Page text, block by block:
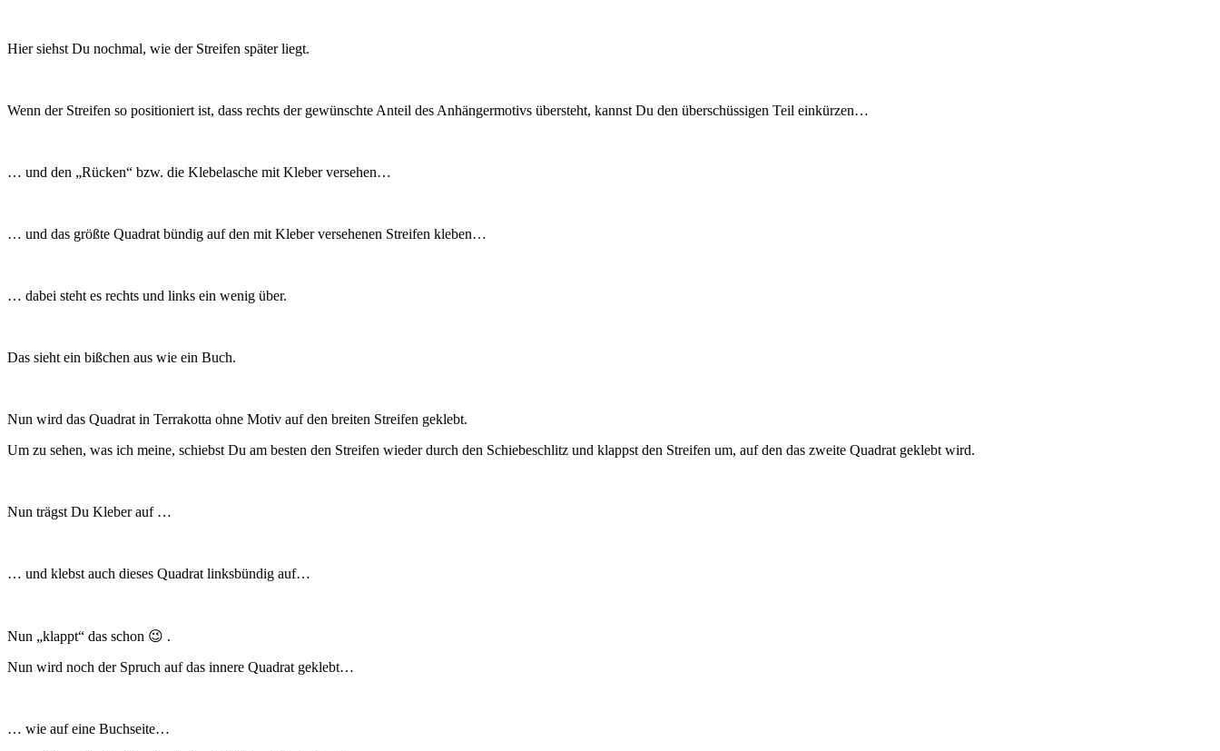
Hier siehst Du nochmal, wie der Streifen später liegt.
Wenn der Streifen so positioniert ist, dass rechts der gewünschte Anteil des Anhängermotivs übersteht, kannst Du den überschüssigen Teil einkürzen…
… und den „Rücken“ bzw. die Klebelasche mit Kleber versehen…
… und das größte Quadrat bündig auf den mit Kleber versehenen Streifen kleben…
… dabei steht es rechts und links ein wenig über.
Das sieht ein bißchen aus wie ein Buch.
Nun wird das Quadrat in Terrakotta ohne Motiv auf den breiten Streifen geklebt.
Um zu sehen, was ich meine, schiebst Du am besten den Streifen wieder durch den Schiebeschlitz und klappst den Streifen um, auf den das zweite Quadrat geklebt wird.
Nun trägst Du Kleber auf …
… und klebst auch dieses Quadrat linksbündig auf…
Nun „klappt“ das schon 😉 .
Nun wird noch der Spruch auf das innere Quadrat geklebt…
… wie auf eine Buchseite…